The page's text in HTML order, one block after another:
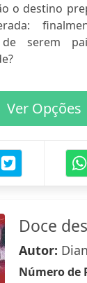
o destino
de serem
Ver Opções
Doce
Autor:
Número de